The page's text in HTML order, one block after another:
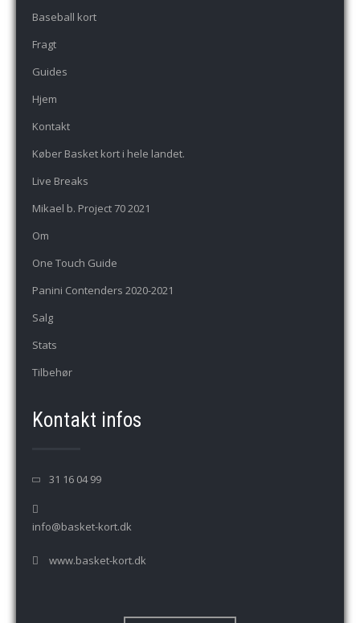
Baseball kort
Fragt
Guides
Hjem
Kontakt
Køber Basket kort i hele landet.
Live Breaks
Mikael b. Project 70 2021
Om
One Touch Guide
Panini Contenders 2020-2021
Salg
Stats
Tilbehør
Kontakt infos
31 16 04 99
info@basket-kort.dk
www.basket-kort.dk